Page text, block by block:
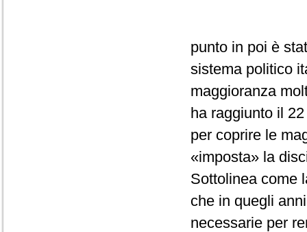
punto in poi è
sistema politico
maggioranza
ha raggiunto il
per coprire le
«imposta» la
Sottolinea come
che in quegli
necessarie per